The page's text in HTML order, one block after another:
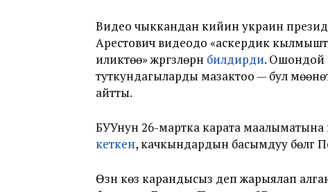
Видео чыккандан кийин украин
Арестович видеодо «аскердик
иликтөө» жүргүзүлөрүн билдирди. Ошондой
туткундагыларды мазактоо — бул
айтты.
БУУнун 26-мартка карата
кеткен, качкындардын басымдуу
Өзүн көз карандысыз деп жарыялап